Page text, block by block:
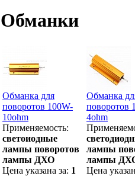
Обманки
Обманка для
поворотов 100W-
10ohm
Применяемость:
светоиодные
лампы поворотов
лампы ДХО
Цена указана за: 1
Обманка
поворотов
4ohm
лампы
лампы
Цена